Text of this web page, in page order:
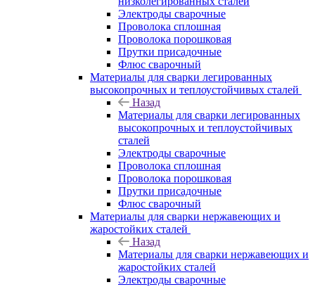
Электроды сварочные
Проволока сплошная
Проволока порошковая
Прутки присадочные
Флюс сварочный
Материалы для сварки легированных
высокопрочных и теплоустойчивых сталей
Назад
Материалы для сварки легированных
высокопрочных и теплоустойчивых
сталей
Электроды сварочные
Проволока сплошная
Проволока порошковая
Прутки присадочные
Флюс сварочный
Материалы для сварки нержавеющих и
жаростойких сталей
Назад
Материалы для сварки нержавеющих и
жаростойких сталей
Электроды сварочные